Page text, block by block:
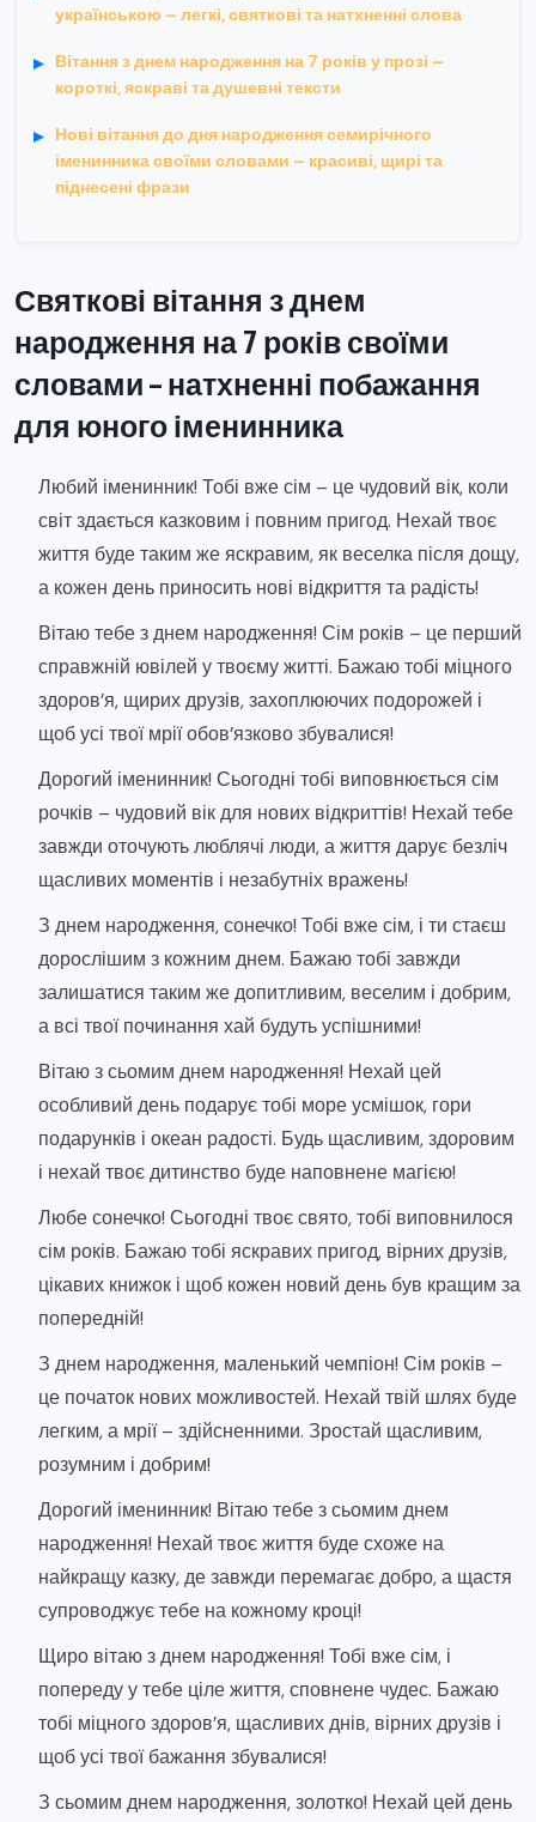
українською – легкі, святкові та натхненні слова
Вітання з днем народження на 7 років у прозі –
короткі, яскраві та душевні тексти
Нові вітання до дня народження семирічного
іменинника своїми словами – красиві, щирі та
піднесені фрази
Святкові вітання з днем
народження на 7 років своїми
словами – натхненні побажання
для юного іменинника
Любий іменинник! Тобі вже сім – це чудовий вік, коли
світ здається казковим і повним пригод. Нехай твоє
життя буде таким же яскравим, як веселка після дощу,
а кожен день приносить нові відкриття та радість!
Вітаю тебе з днем народження! Сім років – це перший
справжній ювілей у твоєму житті. Бажаю тобі міцного
здоров’я, щирих друзів, захоплюючих подорожей і
щоб усі твої мрії обов’язково збувалися!
Дорогий іменинник! Сьогодні тобі виповнюється сім
рочків – чудовий вік для нових відкриттів! Нехай тебе
завжди оточують люблячі люди, а життя дарує безліч
щасливих моментів і незабутніх вражень!
З днем народження, сонечко! Тобі вже сім, і ти стаєш
дорослішим з кожним днем. Бажаю тобі завжди
залишатися таким же допитливим, веселим і добрим,
а всі твої починання хай будуть успішними!
Вітаю з сьомим днем народження! Нехай цей
особливий день подарує тобі море усмішок, гори
подарунків і океан радості. Будь щасливим, здоровим
і нехай твоє дитинство буде наповнене магією!
Любе сонечко! Сьогодні твоє свято, тобі виповнилося
сім років. Бажаю тобі яскравих пригод, вірних друзів,
цікавих книжок і щоб кожен новий день був кращим за
попередній!
З днем народження, маленький чемпіон! Сім років –
це початок нових можливостей. Нехай твій шлях буде
легким, а мрії – здійсненними. Зростай щасливим,
розумним і добрим!
Дорогий іменинник! Вітаю тебе з сьомим днем
народження! Нехай твоє життя буде схоже на
найкращу казку, де завжди перемагає добро, а щастя
супроводжує тебе на кожному кроці!
Щиро вітаю з днем народження! Тобі вже сім, і
попереду у тебе ціле життя, сповнене чудес. Бажаю
тобі міцного здоров’я, щасливих днів, вірних друзів і
щоб усі твої бажання збувалися!
З сьомим днем народження, золотко! Нехай цей день